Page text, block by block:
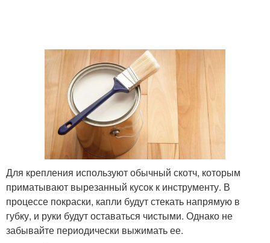
Для крепления используют обычный скотч, которым
приматывают вырезанный кусок к инструменту. В
процессе покраски, капли будут стекать напрямую в
губку, и руки будут оставаться чистыми. Однако не
забывайте периодически выжимать ее.